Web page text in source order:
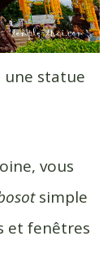
une statue
vous
simple
et fenêtres